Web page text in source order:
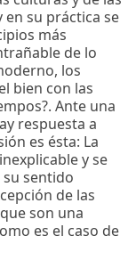
en su práctica se
más
de lo
los
bien con las
Ante una
respuesta a
es ésta: La
y se
sentido
de las
son una
es el caso de